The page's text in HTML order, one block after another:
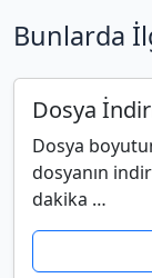
Bunlarda
Dosya
Dosya
dosyanın
dakika …